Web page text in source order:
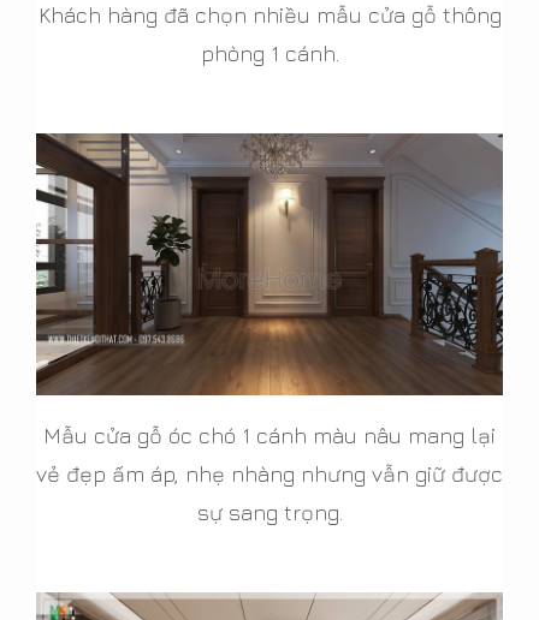
Khách hàng đã chọn nhiều mẫu cửa gỗ thông
phòng 1 cánh.
Mẫu cửa gỗ óc chó 1 cánh màu nâu mang lại
vẻ đẹp ấm áp, nhẹ nhàng nhưng vẫn giữ được
sự sang trọng.